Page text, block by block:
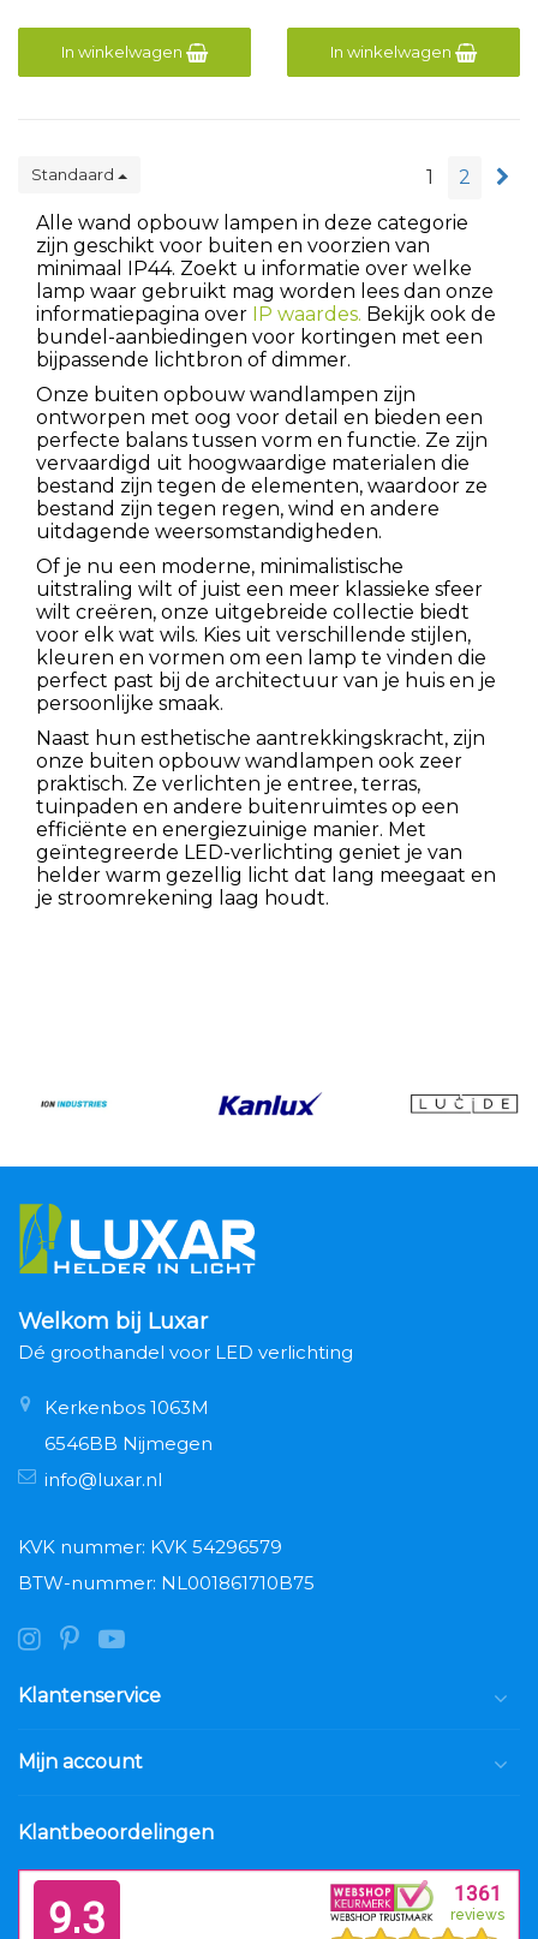
In winkelwagen In winkelwagen
Standaard 1
2
Alle wand opbouw lampen in deze categorie
zijn geschikt voor buiten en voorzien van
minimaal IP44. Zoekt u informatie over welke
lamp waar gebruikt mag worden lees dan onze
informatiepagina over IP waardes. Bekijk ook de
bundel-aanbiedingen voor kortingen met een
bijpassende lichtbron of dimmer.
Onze buiten opbouw wandlampen zijn
ontworpen met oog voor detail en bieden een
perfecte balans tussen vorm en functie. Ze zijn
vervaardigd uit hoogwaardige materialen die
bestand zijn tegen de elementen, waardoor ze
bestand zijn tegen regen, wind en andere
uitdagende weersomstandigheden.
Of je nu een moderne, minimalistische
uitstraling wilt of juist een meer klassieke sfeer
wilt creëren, onze uitgebreide collectie biedt
voor elk wat wils. Kies uit verschillende stijlen,
kleuren en vormen om een lamp te vinden die
perfect past bij de architectuur van je huis en je
persoonlijke smaak.
Naast hun esthetische aantrekkingskracht, zijn
onze buiten opbouw wandlampen ook zeer
praktisch. Ze verlichten je entree, terras,
tuinpaden en andere buitenruimtes op een
efficiënte en energiezuinige manier. Met
geïntegreerde LED-verlichting geniet je van
helder warm gezellig licht dat lang meegaat en
je stroomrekening laag houdt.
Welkom bij Luxar
Dé groothandel voor LED verlichting
Kerkenbos 1063M
6546BB Nijmegen
info@luxar.nl
KVK nummer: KVK 54296579
BTW-nummer: NL001861710B75
Klantenservice
Mijn account
Klantbeoordelingen